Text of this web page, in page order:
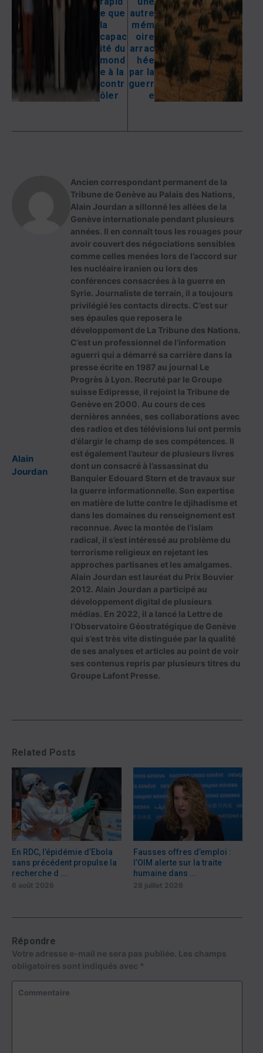
e que
la
capac
ité du
mond
e à la
contr
ôler
autre
mém
oire
arrac
hée
par la
guerr
e
Alain
Jourdan
Ancien correspondant permanent de la
Tribune de Genève au Palais des Nations,
Alain Jourdan a sillonné les allées de la
Genève internationale pendant plusieurs
années. Il en connaît tous les rouages pour
avoir couvert des négociations sensibles
comme celles menées lors de l’accord sur
les nucléaire iranien ou lors des
conférences consacrées à la guerre en
Syrie. Journaliste de terrain, il a toujours
privilégié les contacts directs. C’est sur
ses épaules que reposera le
développement de La Tribune des Nations.
C’est un professionnel de l’information
aguerri qui a démarré sa carrière dans la
presse écrite en 1987 au journal Le
Progrès à Lyon. Recruté par le Groupe
suisse Edipresse, il rejoint la Tribune de
Genève en 2000. Au cours de ces
dernières années, ses collaborations avec
des radios et des télévisions lui ont permis
d’élargir le champ de ses compétences. Il
est également l’auteur de plusieurs livres
dont un consacré à l’assassinat du
Banquier Edouard Stern et de travaux sur
la guerre informationnelle. Son expertise
en matière de lutte contre le djihadisme et
dans les domaines du renseignement est
reconnue. Avec la montée de l’islam
radical, il s’est intéressé au problème du
terrorisme religieux en rejetant les
approches partisanes et les amalgames.
Alain Jourdan est lauréat du Prix Bouvier
2012. Alain Jourdan a participé au
développement digital de plusieurs
médias. En 2022, il a lancé la Lettre de
l’Observatoire Géostratégique de Genève
qui s’est très vite distinguée par la qualité
de ses analyses et articles au point de voir
ses contenus repris par plusieurs titres du
Groupe Lafont Presse.
Related Posts
En RDC, l’épidémie d’Ebola
sans précédent propulse la
recherche d ...
6 août 2026
Fausses offres d’emploi :
l’OIM alerte sur la traite
humaine dans ...
28 juillet 2026
Répondre
Votre adresse e-mail ne sera pas publiée. Les champs
obligatoires sont indiqués avec *